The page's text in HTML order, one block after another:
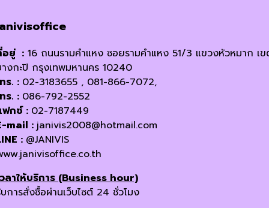
อยู่ : 16 ถนนรามคำแหง ซอยรามคำแหง 51/3 แขวงหัวหมาก เ
งกะปิ กรุงเทพมหานคร 10240
ร. : 02-3183655 , 081-866-7072,
ร. : 086-792-2552
กซ์ : 02-7187449
mail : janivis2008@hotmail.com
: @JANIVIS
ลาให้บริการ (Business hour)
การสั่งซื้อผ่านเว็บไซต์ 24 ชั่วโมง